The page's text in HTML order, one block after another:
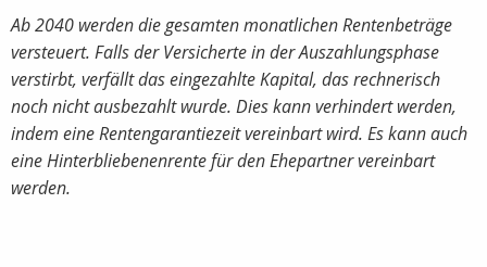
Ab 2040 werden die gesamten monatlichen Rentenbeträge
versteuert. Falls der Versicherte in der Auszahlungsphase
verstirbt, verfällt das eingezahlte Kapital, das rechnerisch
noch nicht ausbezahlt wurde. Dies kann verhindert werden,
indem eine Rentengarantiezeit vereinbart wird. Es kann auch
eine Hinterbliebenenrente für den Ehepartner vereinbart
werden.